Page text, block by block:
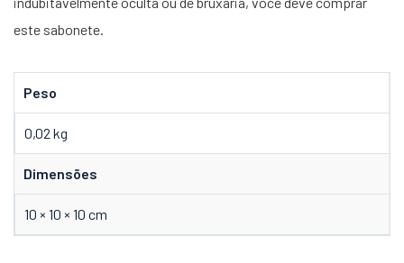
este sabonete.
Peso
0,02 kg
Dimensões
10 × 10 × 10 cm